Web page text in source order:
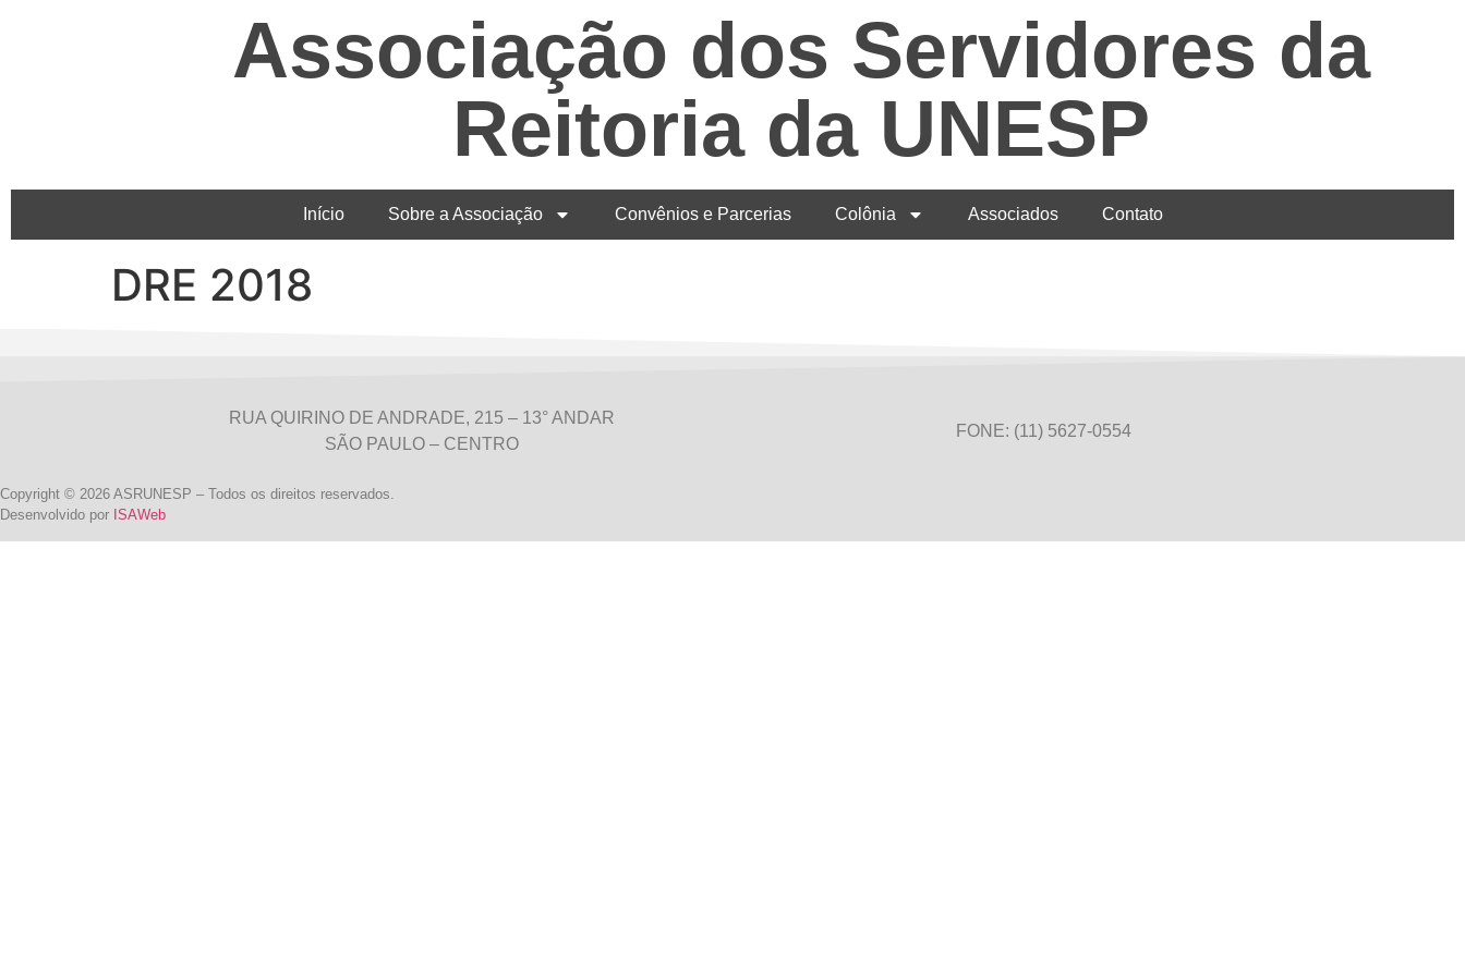
Associação dos Servidores da
Reitoria da UNESP
Início Sobre a Associação Convênios e Parcerias Colônia Associados Contato
DRE 2018
RUA QUIRINO DE ANDRADE, 215 – 13° ANDAR
SÃO PAULO – CENTRO
FONE: (11) 5627-0554
Copyright © 2026 ASRUNESP – Todos os direitos reservados.
Desenvolvido por ISAWeb